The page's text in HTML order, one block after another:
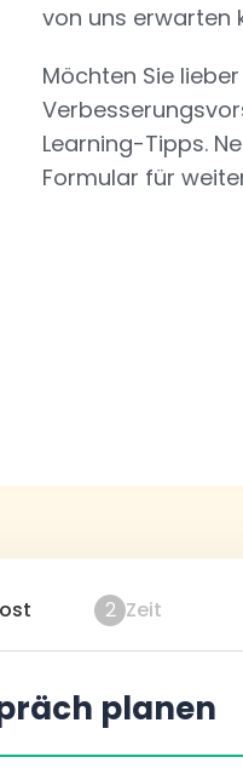
von uns erwarten
Möchten Sie
Learning-Tipps.
Formular für
2 Zeit
planen